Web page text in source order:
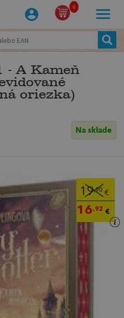
0
- A Kameň
oriezka)
Na sklade
19,90 €
16,92 €